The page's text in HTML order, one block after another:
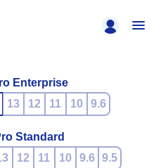
Enterprise
13 12 11 10 9.6
Standard
12 11 10 9.6 9.5